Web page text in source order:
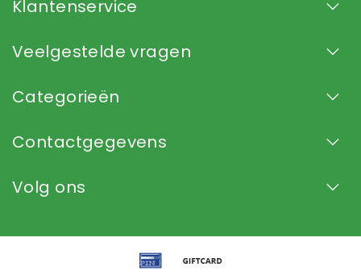
Klantenservice
Veelgestelde vragen
Categorieën
Contactgegevens
Volg ons